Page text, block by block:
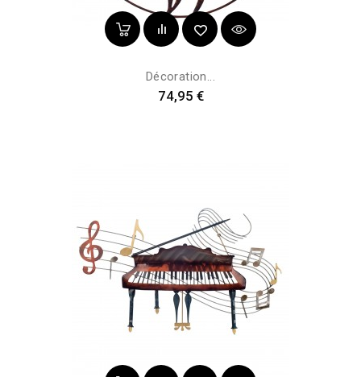
Décoration...
Prix
74,95 €